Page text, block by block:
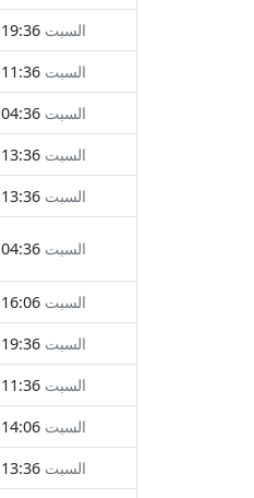
السبت 19:36
السبت 11:36
السبت 04:36
السبت 13:36
السبت 13:36
السبت 04:36
السبت 16:06
السبت 19:36
السبت 11:36
السبت 14:06
السبت 13:36